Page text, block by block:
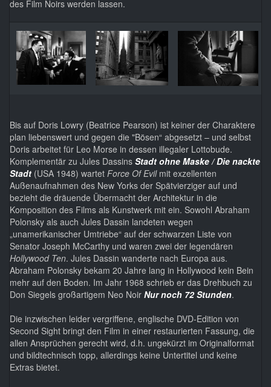
des Film Noirs werden lassen.
Bis auf Doris Lowry (Beatrice Pearson) ist keiner der Charaktere
plan liebenswert und gegen die "Bösen“ abgesetzt – und selbst
Doris arbeitet für Leo Morse in dessen illegaler Lottobude.
Komplementär zu Jules Dassins Stadt ohne Maske / Die nackte
Stadt (USA 1948) wartet Force Of Evil mit exzellenten
Außenaufnahmen des New Yorks der Spätvierziger auf und
bezieht die dräuende Übermacht der Architektur in die
Komposition des Films als Kunstwerk mit ein. Sowohl Abraham
Polonsky als auch Jules Dassin landeten wegen
„unamerikanischer Umtriebe“ auf der schwarzen Liste von
Senator Joseph McCarthy und waren zwei der legendären
Hollywood Ten. Jules Dassin wanderte nach Europa aus.
Abraham Polonsky bekam 20 Jahre lang in Hollywood kein Bein
mehr auf den Boden. Im Jahr 1968 schrieb er das Drehbuch zu
Don Siegels großartigem Neo Noir Nur noch 72 Stunden.
Die inzwischen leider vergriffene, englische DVD-Edition von
Second Sight bringt den Film in einer restaurierten Fassung, die
allen Ansprüchen gerecht wird, d.h. ungekürzt im Originalformat
und bildtechnisch topp, allerdings keine Untertitel und keine
Extras bietet.